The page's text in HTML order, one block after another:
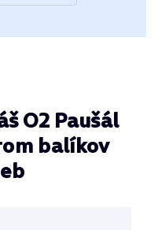
O2 Paušál
balíkov